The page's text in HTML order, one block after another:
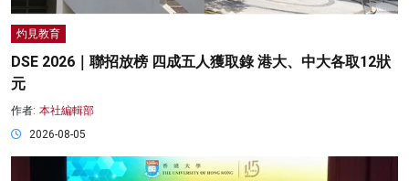
灼見教育
DSE 2026｜聯招放榜 四成五人獲取錄 港大、中大各取12狀
元
作者: 本社編輯部
2026-08-05